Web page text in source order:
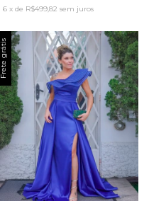
6 x de R$499,82 sem juros
Frete grátis